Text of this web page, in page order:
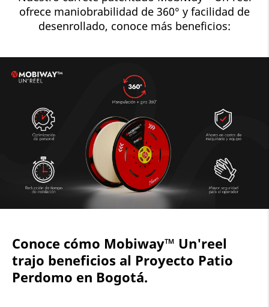
ofrece maniobrabilidad de 360° y facilidad de
desenrollado, conoce más beneficios:
Conoce cómo Mobiway™ Un'reel
trajo beneficios al Proyecto Patio
Perdomo en Bogotá.